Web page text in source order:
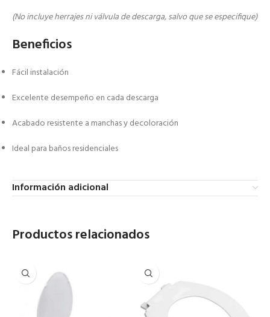
(No incluye herrajes ni válvula de descarga, salvo que se especifique)
Beneficios
Fácil instalación
Excelente desempeño en cada descarga
Acabado resistente a manchas y decoloración
Ideal para baños residenciales
Información adicional
Productos relacionados